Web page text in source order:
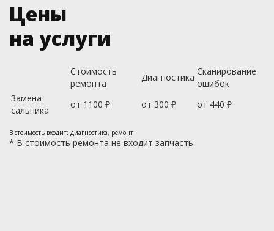
Цены
на услуги
Стоимость
ремонта
Диагностика
Сканирование
ошибок
Замена
сальника
от 1100 ₽ от 300 ₽ от 440 ₽
В стоимость входит: диагностика, ремонт
* В стоимость ремонта не входит запчасть